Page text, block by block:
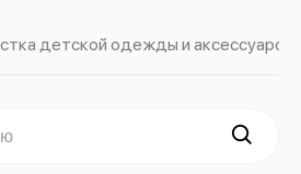
детской одежды и аксессуаров